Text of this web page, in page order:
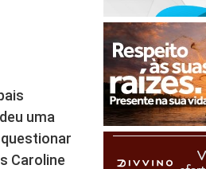
uma
Caroline